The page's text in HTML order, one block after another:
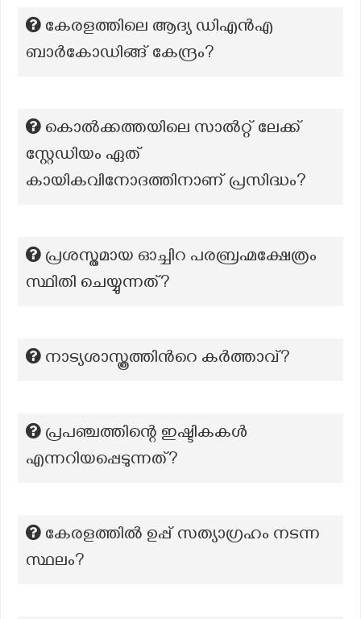
കേരളത്തിലെ ആദ്യ ഡിഎൻഎ
ബാർകോഡിങ്ങ് കേന്ദ്രം?
കൊൽക്കത്തയിലെ സാൽറ്റ് ലേക്ക്
സ്റ്റേഡിയം ഏത്
കായികവിനോദത്തിനാണ് പ്രസിദ്ധം?
പ്രശസ്തമായ ഓച്ചിറ പരബ്രഹ്മക്ഷേത്രം
സ്ഥിതി ചെയ്യുന്നത്?
നാട്യശാസ്ത്രത്തിന്‍റെ കര്‍ത്താവ്?
പ്രപഞ്ചത്തിന്റെ ഇഷ്ടികകൾ
എന്നറിയപ്പെടുന്നത്?
കേരളത്തിൽ ഉപ്പ് സത്യാഗ്രഹം നടന്ന
സ്ഥലം?